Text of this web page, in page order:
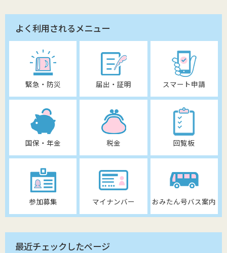
よく利用されるメニュー
緊急・防災 届出・証明 スマート申請
国保・年金 税金 回覧板
参加募集 マイナンバー おみたん号バス案内
最近チェックしたページ